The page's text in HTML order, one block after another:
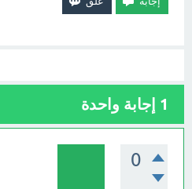
1 إجابة واحدة
0